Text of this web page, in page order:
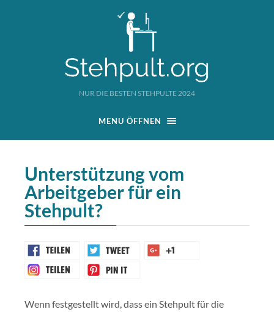
NUR DIE BESTEN STEHPULTE 2024
MENU ÖFFNEN
Unterstützung vom
Arbeitgeber für ein
Stehpult?
Wenn festgestellt wird, dass ein Stehpult für die